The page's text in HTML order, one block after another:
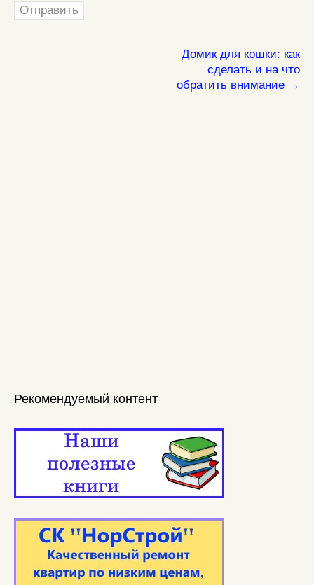
Домик для кошки: как
сделать и на что
обратить внимание →
Рекомендуемый контент